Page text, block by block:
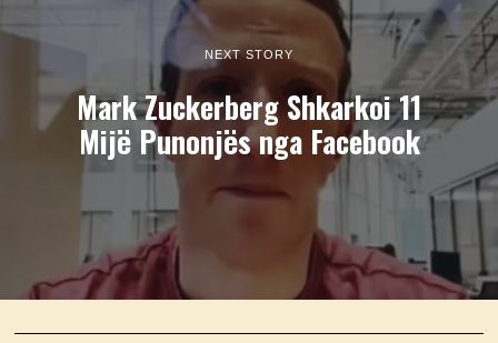
NEXT STORY
Mark Zuckerberg Shkarkoi 11
Mijë Punonjës nga Facebook